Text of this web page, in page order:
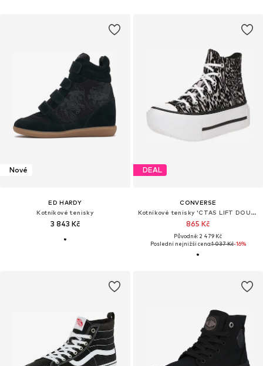
Nové
ED HARDY
Kotníkové tenisky
3 843 Kč
DEAL
CONVERSE
Kotníkové tenisky 'CTAS LIFT DOUBLE STACK'
865 Kč
Původně: 2 479 Kč
Poslední nejnižší cena:1 037 Kč-16%